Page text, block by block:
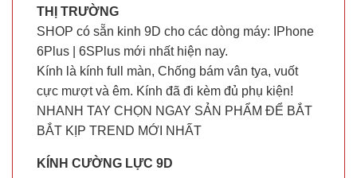
THỊ TRƯỜNG
SHOP có sẵn kinh 9D cho các dòng máy: IPhone
6Plus | 6SPlus mới nhất hiện nay.
Kính là kính full màn, Chống bám vân tya, vuốt
cực mượt và êm. Kính đã đi kèm đủ phụ kiện!
NHANH TAY CHỌN NGAY SẢN PHẨM ĐỂ BẮT
BẮT KỊP TREND MỚI NHẤT
KÍNH CƯỜNG LỰC 9D